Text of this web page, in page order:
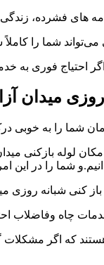
های فشرده،
شما را
احتیاج فوری به
روزی میدان
شما را به خوبی
شما را در این
کنی شبانه روزی
چاه وفاضلاب
که اگر